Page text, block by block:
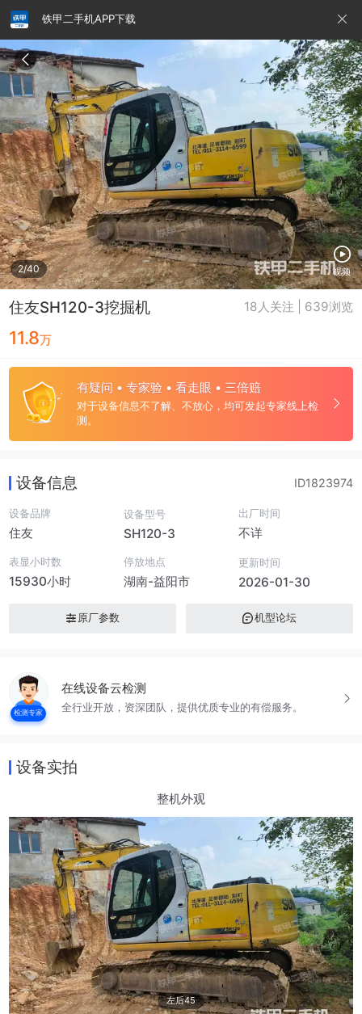
铁甲二手机APP下载
2/40 视频
住友SH120-3挖掘机 18人关注 | 639浏览
11.8万
有疑问 • 专家验 • 看走眼 • 三倍赔
对于设备信息不了解、不放心，均可发起专家线上检
测。
请输入手机号
提
交
即
表
示
您
同
意
《隐
私
政
策》
设备信息 ID1823974
设备品牌
住友
设备型号
SH120-3
出厂时间
不详
表显小时数
15930小时
停放地点
湖南-益阳市
更新时间
2026-01-30
原厂参数 机型论坛
检测专家
在线设备云检测
全行业开放，资深团队，提供优质专业的有偿服务。
设备实拍
整机外观
左后45
铁甲龙总部 4000099032 认证经纪人